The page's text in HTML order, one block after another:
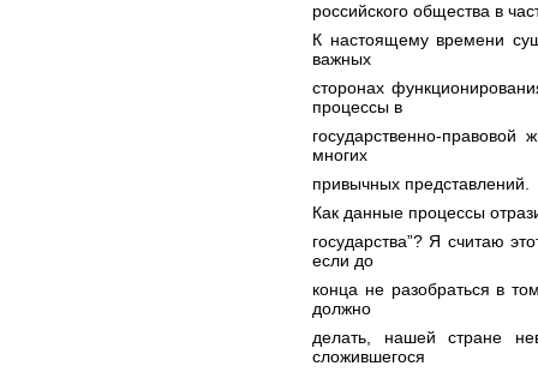
российского общества в
К настоящему времени
важных
сторонах
процессы в
государственно-правовой
многих
привычных представлений.
Как данные процессы
государства”? Я считаю
если до
конца не разобраться в
должно
делать, нашей стране
сложившегося